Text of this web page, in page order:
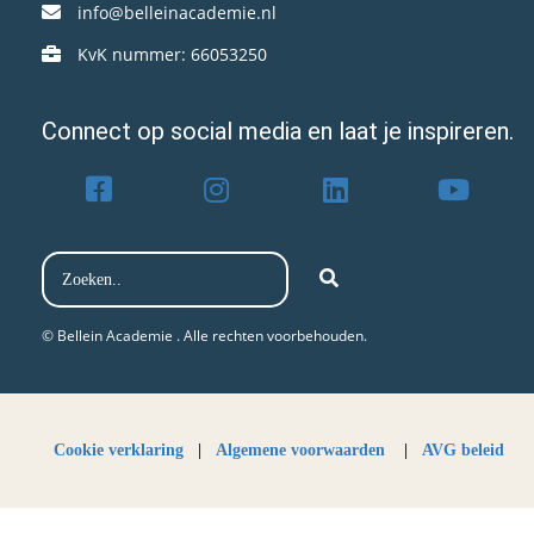
info@belleinacademie.nl
KvK nummer: 66053250
Connect op social media en laat je inspireren.
© Bellein Academie . Alle rechten voorbehouden.​
Cookie verklaring | Algemene voorwaarden | AVG beleid